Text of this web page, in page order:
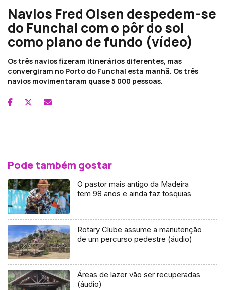
Navios Fred Olsen despedem-se
do Funchal com o pôr do sol
como plano de fundo (vídeo)
Os três navios fizeram itinerários diferentes, mas
convergiram no Porto do Funchal esta manhã. Os três
navios movimentaram quase 5 000 pessoas.
Pode também gostar
O pastor mais antigo da Madeira
tem 98 anos e ainda faz tosquias
Rotary Clube assume a manutenção
de um percurso pedestre (áudio)
Áreas de lazer vão ser recuperadas
(áudio)